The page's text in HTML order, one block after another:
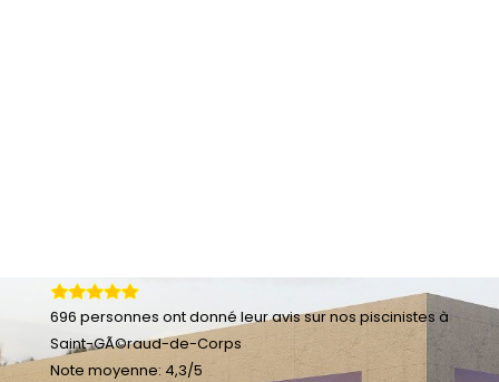
696 personnes ont donné leuravis sur nos piscinistes à
Saint-GÃ©raud-de-Corps
Note moyenne: 4,3/5